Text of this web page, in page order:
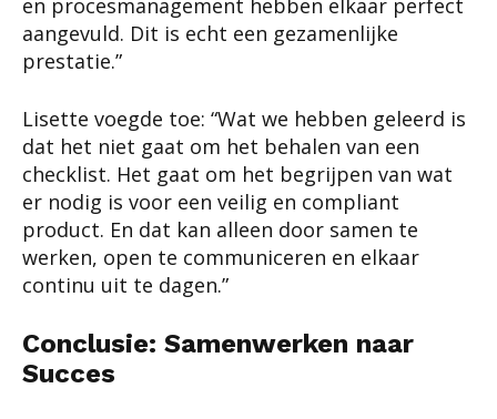
en procesmanagement hebben elkaar perfect
aangevuld. Dit is echt een gezamenlijke
prestatie.”
Lisette voegde toe: “Wat we hebben geleerd is
dat het niet gaat om het behalen van een
checklist. Het gaat om het begrijpen van wat
er nodig is voor een veilig en compliant
product. En dat kan alleen door samen te
werken, open te communiceren en elkaar
continu uit te dagen.”
Conclusie: Samenwerken naar
Succes